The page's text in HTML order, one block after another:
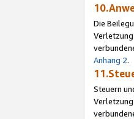
Die
Anhang 2.
Steuern